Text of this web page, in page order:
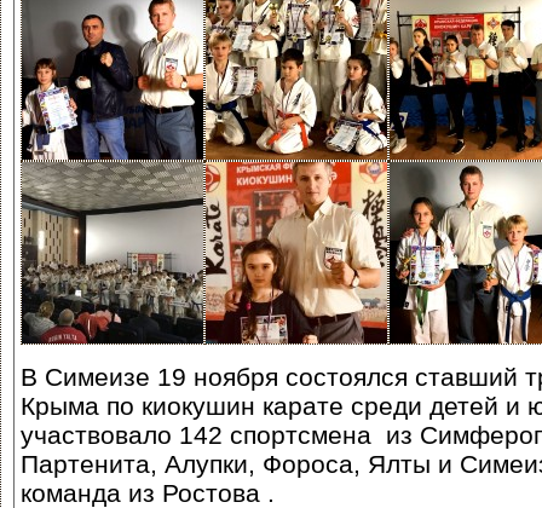
В Симеизе 19 ноября состоялся ставший
Крыма по киокушин карате среди детей и
участвовало 142 спортсмена из
Партенита, Алупки, Фороса, Ялты и
команда из Ростова .